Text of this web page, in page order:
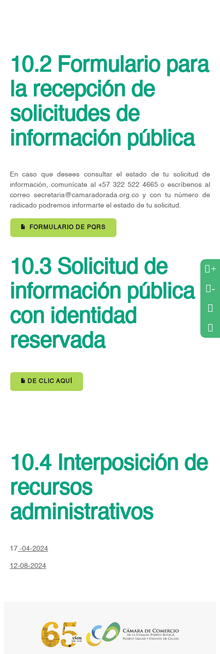
10.2 Formulario para
la recepción de
solicitudes de
información pública
En caso que desees consultar el estado de tu solicitud de
información, comunícate al +57 322 522 4665 o escríbenos al
correo secretaria@camaradorada.org.coy con tu número de
radicado podremos informarte el estado de tu solicitud.
FORMULARIO DE PQRS
10.3 Solicitud de
información pública
con identidad
reservada
DE CLIC AQUÍ
10.4 Interposición de
recursos
administrativos
17 -04-2024
12-08-2024
+
-